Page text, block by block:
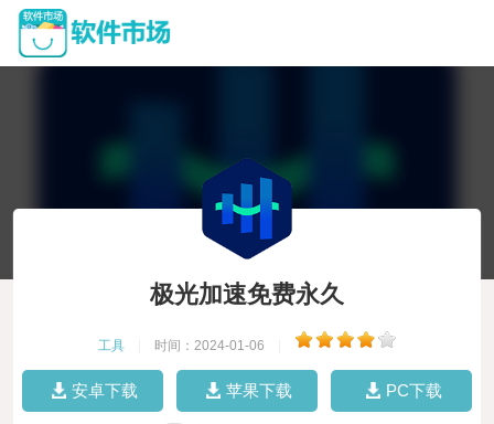
极光加速免费永久
工具 时间：2024-01-06
安卓下载 苹果下载 PC下载